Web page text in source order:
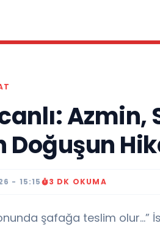
Azmin,
Doğuşun
- 15:15 3 DK OKUMA
şafağa teslim olur…”